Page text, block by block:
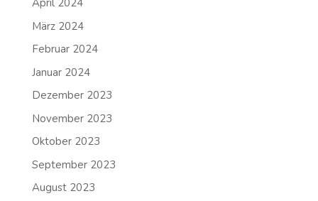
April 2024
März 2024
Februar 2024
Januar 2024
Dezember 2023
November 2023
Oktober 2023
September 2023
August 2023